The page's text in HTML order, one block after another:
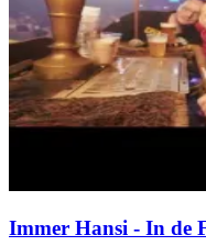
Immer Hansi - In de